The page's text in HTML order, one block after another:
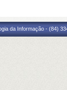
da Informação - (84)